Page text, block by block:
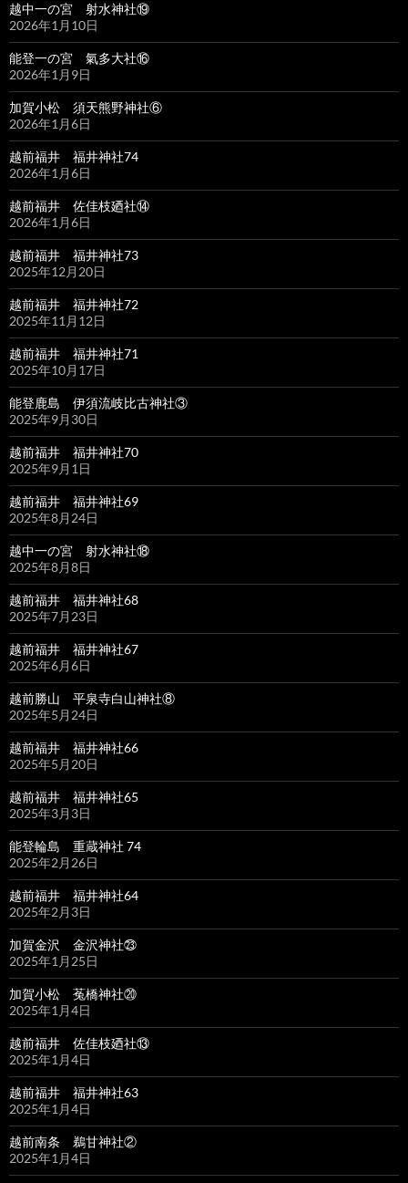
越中一の宮 射水神社⑲
2026年1月10日
能登一の宮 氣多大社⑯
2026年1月9日
加賀小松 須天熊野神社⑥
2026年1月6日
越前福井 福井神社74
2026年1月6日
越前福井 佐佳枝廼社⑭
2026年1月6日
越前福井 福井神社73
2025年12月20日
越前福井 福井神社72
2025年11月12日
越前福井 福井神社71
2025年10月17日
能登鹿島 伊須流岐比古神社③
2025年9月30日
越前福井 福井神社70
2025年9月1日
越前福井 福井神社69
2025年8月24日
越中一の宮 射水神社⑱
2025年8月8日
越前福井 福井神社68
2025年7月23日
越前福井 福井神社67
2025年6月6日
越前勝山 平泉寺白山神社⑧
2025年5月24日
越前福井 福井神社66
2025年5月20日
越前福井 福井神社65
2025年3月3日
能登輪島 重蔵神社 74
2025年2月26日
越前福井 福井神社64
2025年2月3日
加賀金沢 金沢神社㉓
2025年1月25日
加賀小松 菟橋神社⑳
2025年1月4日
越前福井 佐佳枝廼社⑬
2025年1月4日
越前福井 福井神社63
2025年1月4日
越前南条 鵜甘神社②
2025年1月4日